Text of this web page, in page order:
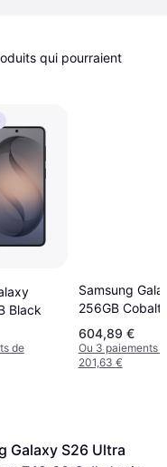
qui pourraient
Black
de
Samsung
256GB Cobalt
604,89 €
Ou 3 paiements
201,63 €
Galaxy S26 Ultra